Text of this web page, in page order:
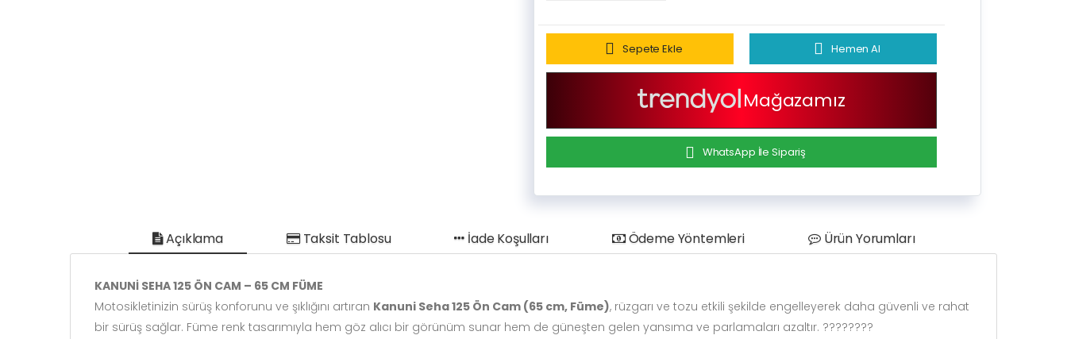
Sepete Ekle Hemen Al
Mağazamız
WhatsApp İle Sipariş
Açıklama Taksit Tablosu İade Koşulları Ödeme Yöntemleri Ürün Yorumları
KANUNİ SEHA 125 ÖN CAM – 65 CM FÜME
Motosikletinizin sürüş konforunu ve şıklığını artıran Kanuni Seha 125 Ön Cam (65 cm, Füme), rüzgarı ve tozu etkili şekilde engelleyerek daha güvenli ve rahat
bir sürüş sağlar. Füme renk tasarımıyla hem göz alıcı bir görünüm sunar hem de güneşten gelen yansıma ve parlamaları azaltır. ????️????️